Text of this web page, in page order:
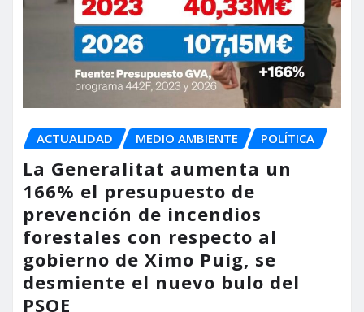
ACTUALIDAD MEDIO AMBIENTE POLÍTICA
La Generalitat aumenta un
166% el presupuesto de
prevención de incendios
forestales con respecto al
gobierno de Ximo Puig, se
desmiente el nuevo bulo del
PSOE